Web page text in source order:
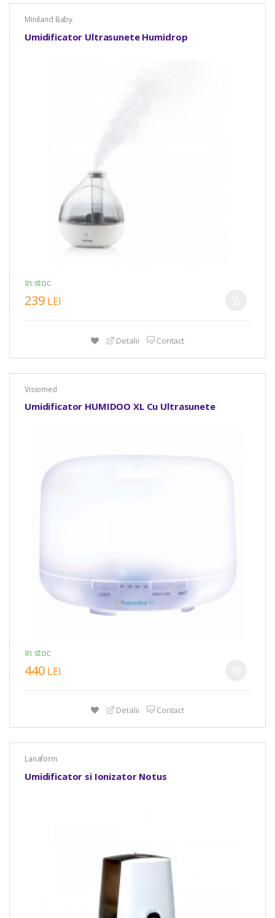
Miniland Baby
Umidificator Ultrasunete Humidrop
In stoc
239 LEI
Detalii Contact
Visiomed
Umidificator HUMIDOO XL Cu Ultrasunete
In stoc
440 LEI
Detalii Contact
Lanaform
Umidificator si Ionizator Notus